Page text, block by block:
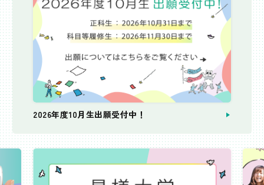
2026年度10月生出願受付中！